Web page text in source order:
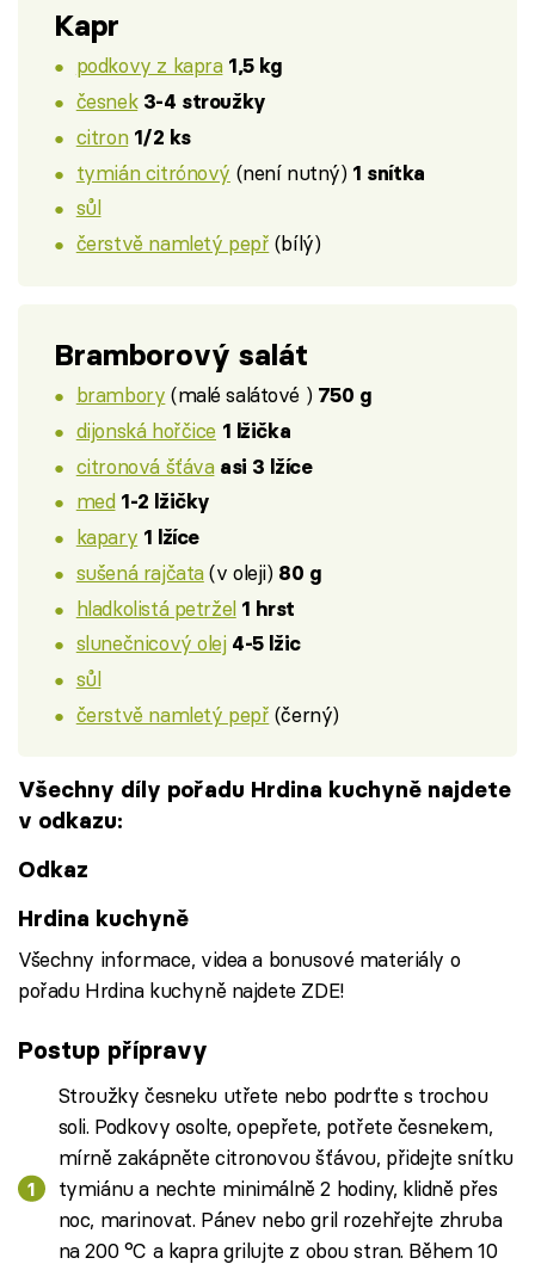
Kapr
podkovy z kapra 1,5 kg
česnek 3-4 stroužky
citron 1/2 ks
tymián citrónový (není nutný) 1 snítka
sůl
čerstvě namletý pepř (bílý)
Bramborový salát
brambory (malé salátové ) 750 g
dijonská hořčice 1 lžička
citronová šťáva asi 3 lžíce
med 1-2 lžičky
kapary 1 lžíce
sušená rajčata(v oleji) 80 g
hladkolistá petržel 1 hrst
slunečnicový olej 4-5 lžic
sůl
čerstvě namletý pepř (černý)
Všechny díly pořadu Hrdina kuchyně najdete
v odkazu:
Odkaz
Hrdina kuchyně
Všechny informace, videa a bonusové materiály o
pořadu Hrdina kuchyně najdete ZDE!
Postup přípravy
Stroužky česneku utřete nebo podrťte s trochou
soli. Podkovy osolte, opepřete, potřete česnekem,
mírně zakápněte citronovou šťávou, přidejte snítku
tymiánu a nechte minimálně 2 hodiny, klidně přes
noc, marinovat. Pánev nebo gril rozehřejte zhruba
na 200 °C a kapra grilujte z obou stran. Během 10